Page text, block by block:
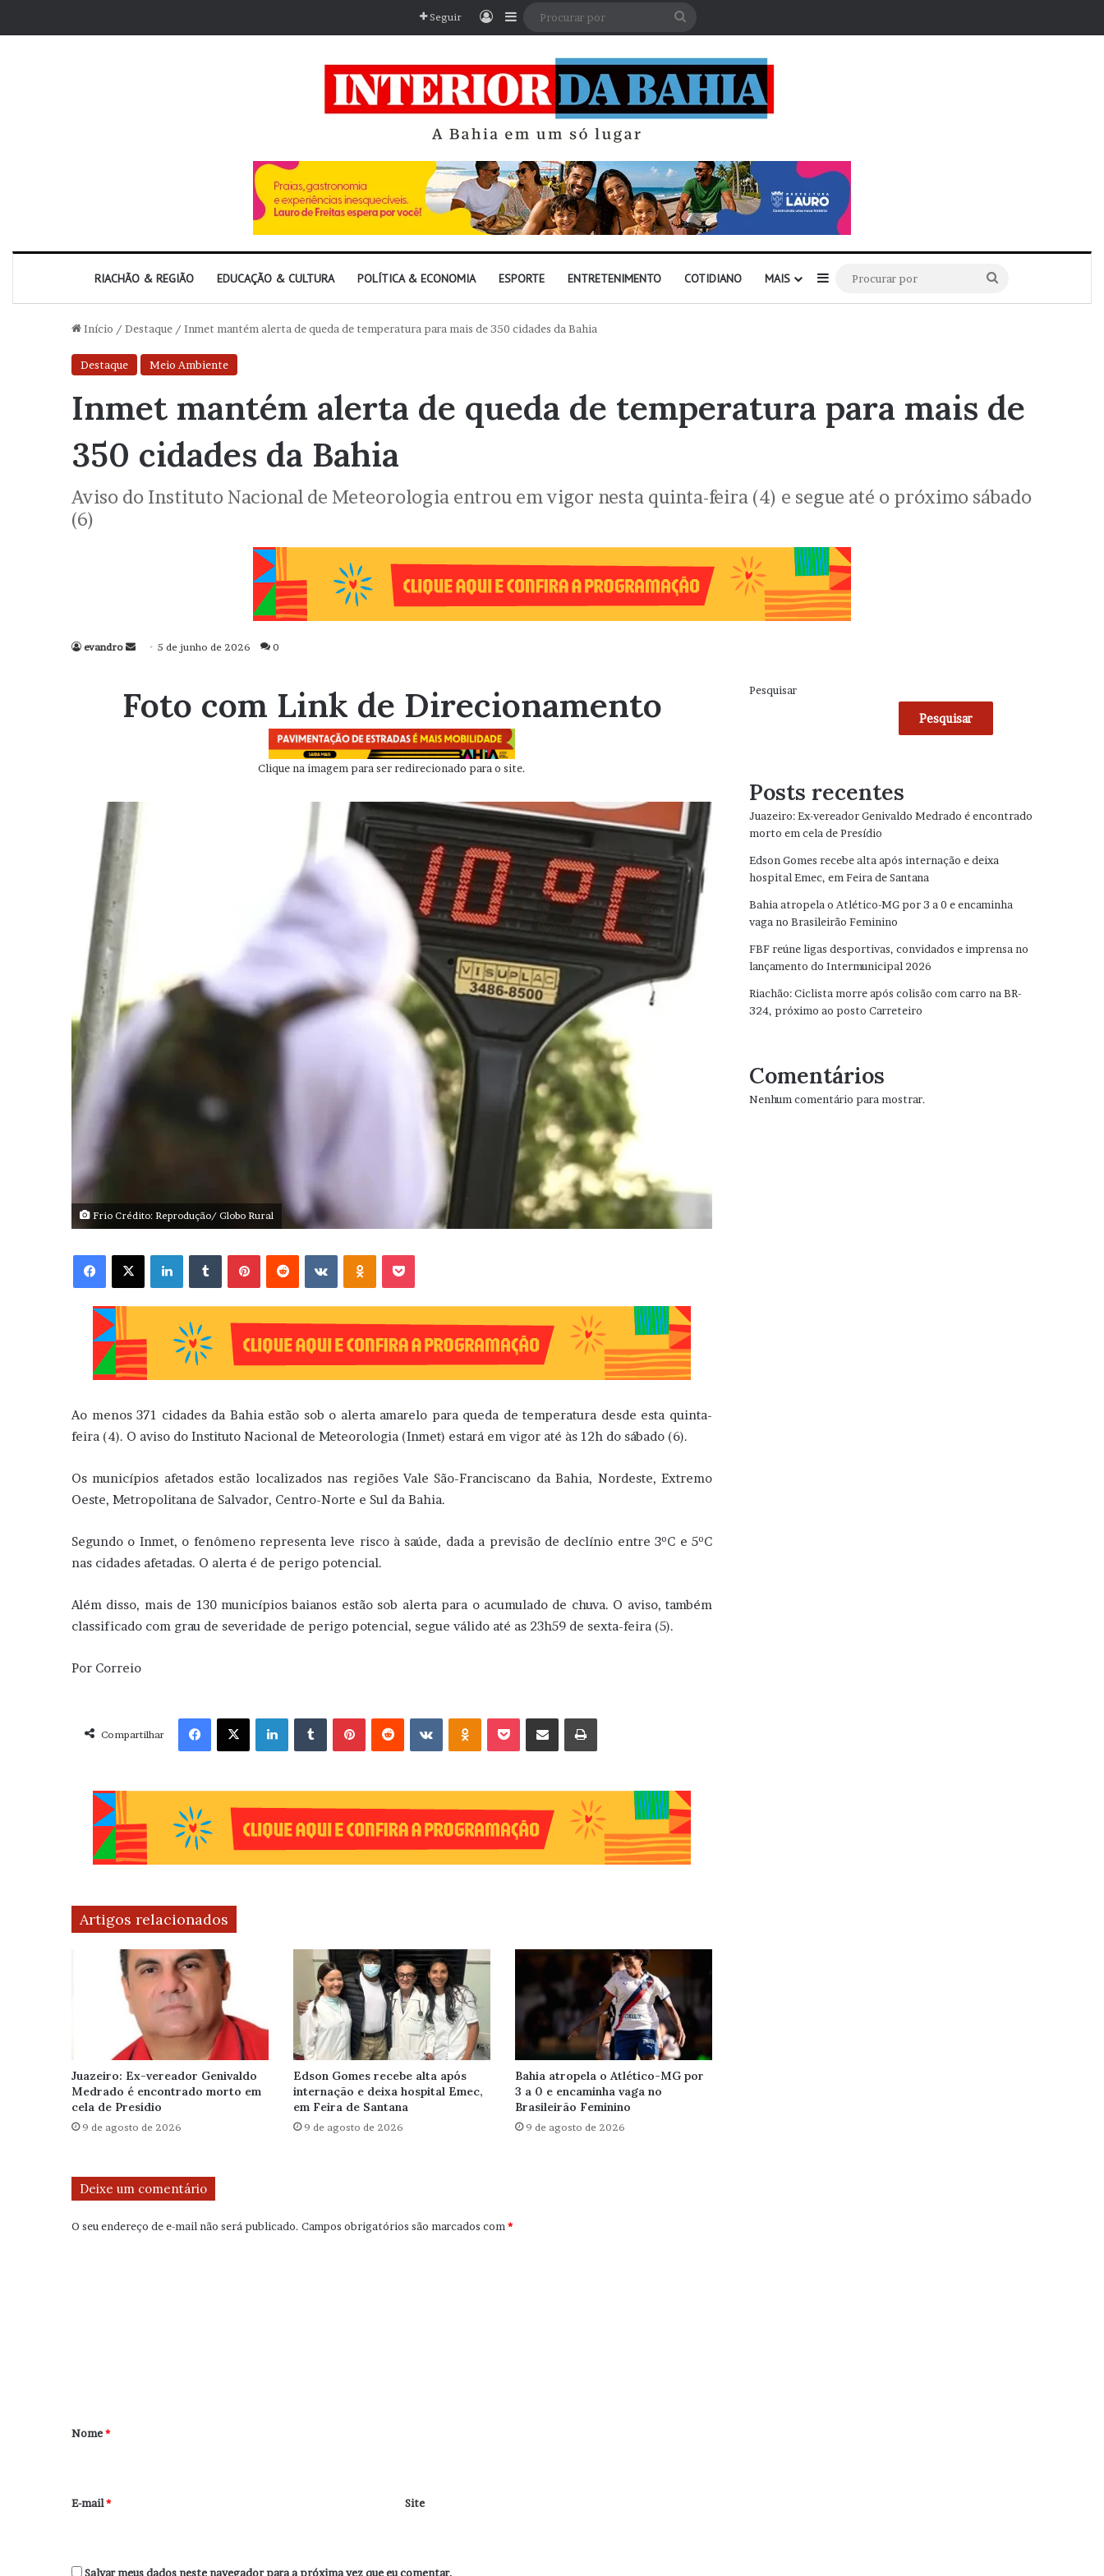
Seguir EntrarBarra Lateral
RIACHÃO & REGIÃO EDUCAÇÃO & CULTURA POLÍTICA & ECONOMIA ESPORTE ENTRETENIMENTO COTIDIANO MAIS Barra Lateral
por
Início / Destaque / Inmet mantém alerta de queda de temperatura para mais de 350 cidades da Bahia
Destaque Meio Ambiente
Inmet mantém alerta de queda de temperatura para mais de
350 cidades da Bahia
Aviso do Instituto Nacional de Meteorologia entrou em vigor nesta quinta-feira (4) e segue até o próximo sábado
(6)
evandro
Mande
mail
5 de junho de 2026 0
Foto com Link de Direcionamento
Clique na imagem para ser redirecionado para o site.
Frio Crédito: Reprodução/ Globo Rural
Facebook X Linkedin VK OK
Ao menos 371 cidades da Bahia estão sob o alerta amarelo para queda de temperatura desde esta quinta-
feira (4). O aviso do Instituto Nacional de Meteorologia (Inmet) estará em vigor até às 12h do sábado (6).
Os municípios afetados estão localizados nas regiões Vale São-Franciscano da Bahia, Nordeste, Extremo
Oeste, Metropolitana de Salvador, Centro-Norte e Sul da Bahia.
Segundo o Inmet, o fenômeno representa leve risco à saúde, dada a previsão de declínio entre 3ºC e 5ºC
nas cidades afetadas. O alerta é de perigo potencial.
Além disso, mais de 130 municípios baianos estão sob alerta para o acumulado de chuva. O aviso, também
classificado com grau de severidade de perigo potencial, segue válido até as 23h59 de sexta-feira (5).
Por Correio
Compartilhar
Facebook X Linkedin VK OK
Artigos relacionados
Juazeiro: Ex-vereador Genivaldo
Medrado é encontrado morto em
cela de Presídio
9 de agosto de 2026
Edson Gomes recebe alta após
internação e deixa hospital Emec,
em Feira de Santana
9 de agosto de 2026
Bahia atropela o Atlético-MG por
3 a 0 e encaminha vaga no
Brasileirão Feminino
9 de agosto de 2026
Deixe um comentário
O seu endereço de e-mail não será publicado. Campos obrigatórios são marcados com*
r
*
Nome*
E-mail* Site
Salvar meus dados neste navegador para a próxima vez que eu comentar.
Pesquisar
Pesquisar
Posts recentes
Juazeiro: Ex-vereador Genivaldo Medrado é encontrado
morto em cela de Presídio
Edson Gomes recebe alta após internação e deixa
hospital Emec, em Feira de Santana
Bahia atropela o Atlético-MG por 3 a 0 e encaminha
vaga no Brasileirão Feminino
FBF reúne ligas desportivas, convidados e imprensa no
lançamento do Intermunicipal 2026
Riachão: Ciclista morre após colisão com carro na BR-
324, próximo ao posto Carreteiro
Comentários
Nenhum comentário para mostrar.